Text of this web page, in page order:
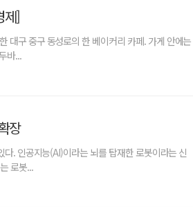
제]
대구 중구 동성로의 한 베이커리 카페. 가게 안에는
바...
장
. 인공지능(AI)이라는 뇌를 탑재한 로봇이라는 신
로봇...